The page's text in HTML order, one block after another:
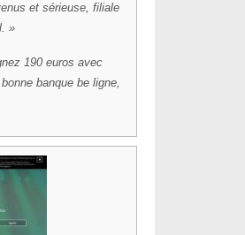
et sérieuse, filiale
190 euros avec
banque be ligne,